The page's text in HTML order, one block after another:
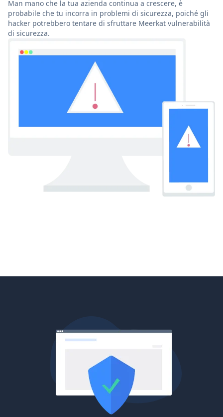
Man mano che la tua azienda continua a crescere, è
probabile che tu incorra in problemi di sicurezza, poiché gli
hacker potrebbero tentare di sfruttare Meerkat vulnerabilità
di sicurezza.